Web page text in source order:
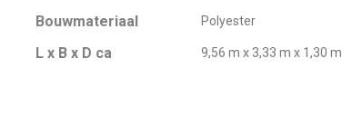
Bouwmateriaal Polyester
L x B x D ca 9,56 m x 3,33 m x 1,30 m